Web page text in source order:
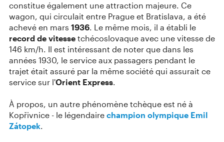
constitue également une attraction majeure. Ce
wagon, qui circulait entre Prague et Bratislava, a été
achevé en mars 1936. Le même mois, il a établi le
record de vitesse tchécoslovaque avec une vitesse de
146 km/h. Il est intéressant de noter que dans les
années 1930, le service aux passagers pendant le
trajet était assuré par la même société qui assurait ce
service sur l'Orient Express.
À propos, un autre phénomène tchèque est né à
Kopřivnice - le légendaire champion olympique Emil
Zátopek.